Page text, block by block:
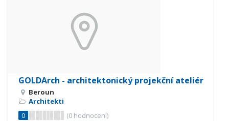
GOLDArch - architektonický projekční ateliér
Beroun
Architekti
0
(0 hodnocení)